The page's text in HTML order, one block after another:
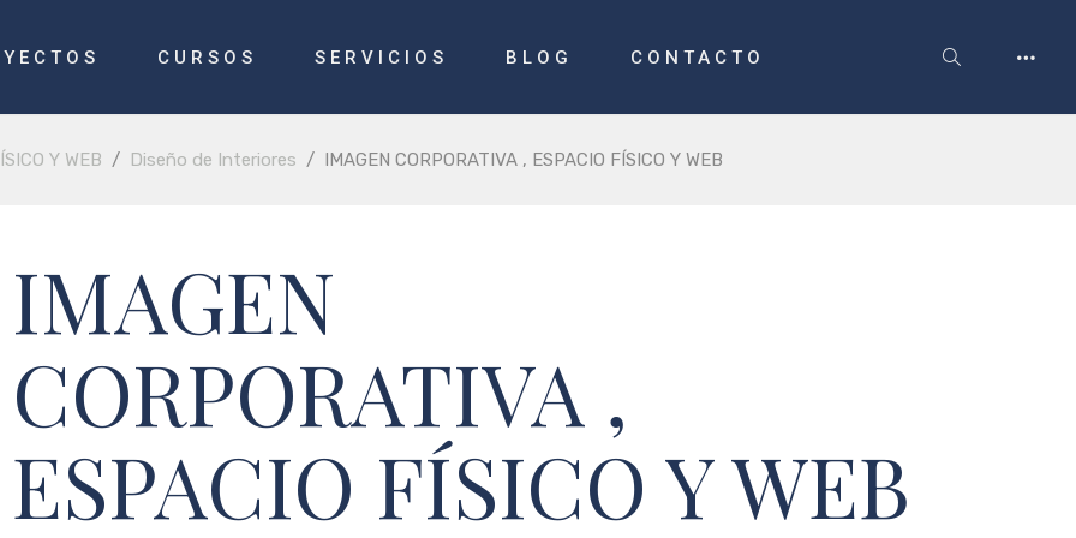
CURSOS SERVICIOS BLOG CONTACTO
Y WEB / Diseño de Interiores / IMAGEN CORPORATIVA , ESPACIO FÍSICO Y WEB
IMAGEN
CORPORATIVA ,
ESPACIO FÍSICO Y WEB